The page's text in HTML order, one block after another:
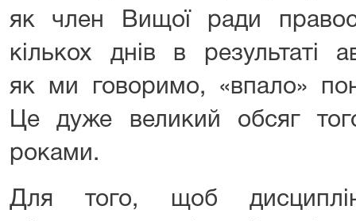
як член Вищої ради
кількох днів в результаті
як ми говоримо, «впало»
Це дуже великий обсяг
роками.
Для того, щоб